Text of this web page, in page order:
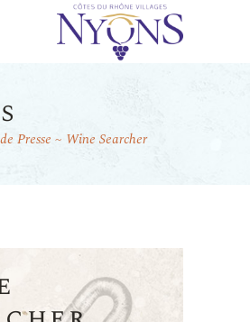
Presse Wine Searcher